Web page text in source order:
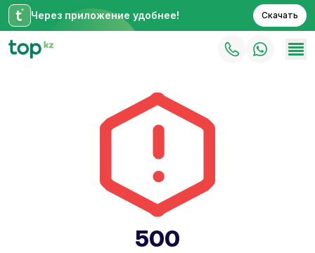
Через приложение удобнее! Скачать
500